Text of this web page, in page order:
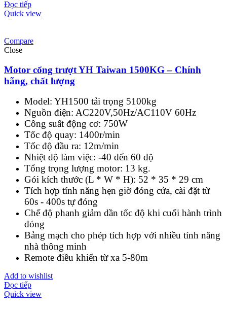
Đọc tiếp
Quick view
Compare
Close
Motor cổng trượt YH Taiwan 1500KG – Chính
hãng, chất lượng
Model: YH1500 tải trọng 5100kg
Nguồn điện: AC220V,50Hz/AC110V 60Hz
Công suất động cơ: 750W
Tốc độ quay: 1400r/min
Tốc độ đầu ra: 12m/min
Nhiệt độ làm việc: -40 đến 60 độ
Tổng trọng lượng motor: 13 kg.
Gói kích thước (L * W * H): 52 * 35 * 29 cm
Tích hợp tính năng hẹn giờ đóng cửa, cài đặt từ
60s - 400s tự đóng
Chế độ phanh giảm dần tốc độ khi cuối hành trình
đóng
Bảng mạch cho phép tích hợp với nhiều tính năng
nhà thông minh
Remote điều khiển từ xa 5-80m
Add to wishlist
Đọc tiếp
Quick view